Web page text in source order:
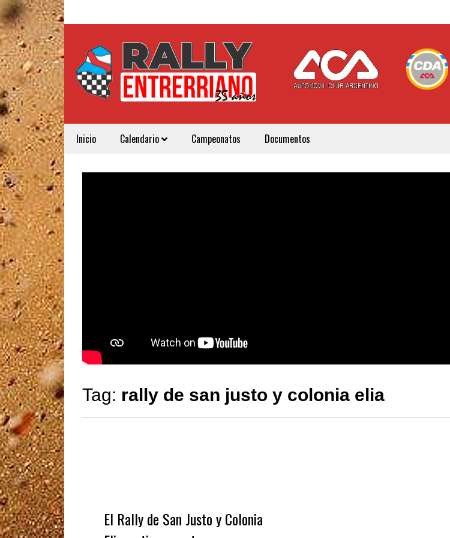
Inicio Calendario Campeonatos Documentos
Tag: rally de san justo y colonia elia
El Rally de San Justo y Colonia